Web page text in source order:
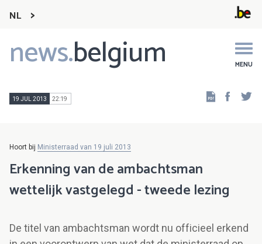
NL
news.belgium MENU
Main
navigation
19 JUL 2013 22:19
Hoort bij Ministerraad van 19 juli 2013
Erkenning van de ambachtsman
wettelijk vastgelegd - tweede lezing
De titel van ambachtsman wordt nu officieel erkend